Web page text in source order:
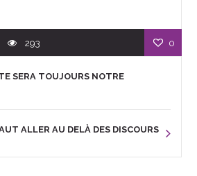
293 0
SERA TOUJOURS NOTRE
ALLER AU DELÀ DES DISCOURS